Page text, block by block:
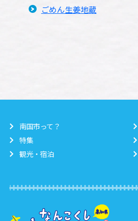
ごめん生姜地蔵
南国市って？
特集
観光・宿泊